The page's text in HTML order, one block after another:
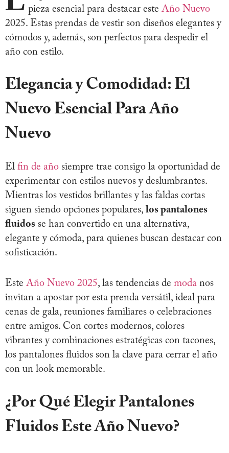
pieza esencial para destacar este Año Nuevo
2025. Estas prendas de vestir son diseños elegantes y
cómodos y, además, son perfectos para despedir el
año con estilo.
Elegancia y Comodidad: El
Nuevo Esencial Para Año
Nuevo
El fin de año siempre trae consigo la oportunidad de
experimentar con estilos nuevos y deslumbrantes.
Mientras los vestidos brillantes y las faldas cortas
siguen siendo opciones populares, los pantalones
fluidos se han convertido en una alternativa,
elegante y cómoda, para quienes buscan destacar con
sofisticación.
Este Año Nuevo 2025, las tendencias de moda nos
invitan a apostar por esta prenda versátil, ideal para
cenas de gala, reuniones familiares o celebraciones
entre amigos. Con cortes modernos, colores
vibrantes y combinaciones estratégicas con tacones,
los pantalones fluidos son la clave para cerrar el año
con un look memorable.
¿Por Qué Elegir Pantalones
Fluidos Este Año Nuevo?